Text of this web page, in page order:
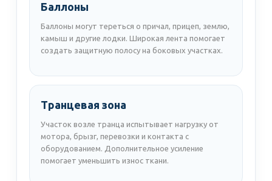
Баллоны
Баллоны могут тереться о причал, прицеп, землю,
камыш и другие лодки. Широкая лента помогает
создать защитную полосу на боковых участках.
Транцевая зона
Участок возле транца испытывает нагрузку от
мотора, брызг, перевозки и контакта с
оборудованием. Дополнительное усиление
помогает уменьшить износ ткани.